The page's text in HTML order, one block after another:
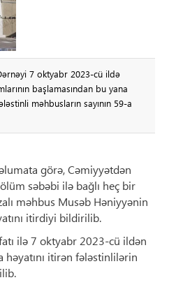
7 oktyabr 2023-cü ildə
başlamasından bu yana
məhbusların sayının 59-a
görə, Cəmiyyətdən
səbəbi ilə bağlı heç bir
məhbus Musəb Həniyyənin
itirdiyi bildirilib.
ilə 7 oktyabr 2023-cü ildən
həyatını itirən fələstinlilərin